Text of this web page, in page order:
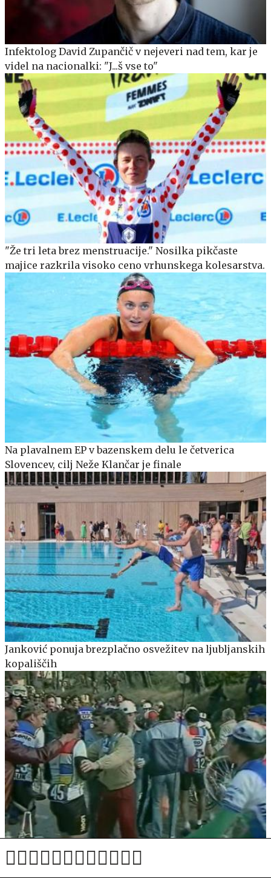
Infektolog David Zupančič v nejeveri nad tem, kar je
videl na nacionalki: "J...š vse to"
"Že tri leta brez menstruacije." Nosilka pikčaste
majice razkrila visoko ceno vrhunskega kolesarstva.
Na plavalnem EP v bazenskem delu le četverica
Slovencev, cilj Neže Klančar je finale
Janković ponuja brezplačno osvežitev na ljubljanskih
kopališčih
Legendarni Hinault in "boksarski" incident, ki ga ni
nikoli obžaloval